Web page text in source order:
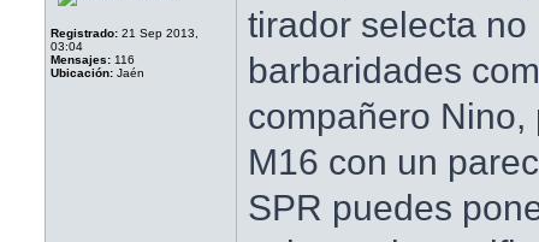
Registrado: 21 Sep 2013,
03:04
Mensajes: 116
Ubicación: Jaén
tirador selecta
barbaridades
compañero
M16 con un
SPR puedes